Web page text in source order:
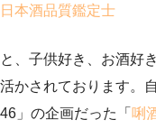
日本酒品質鑑定士
と、子供好き、お酒好
活かされております。
46」の企画だった「 唎